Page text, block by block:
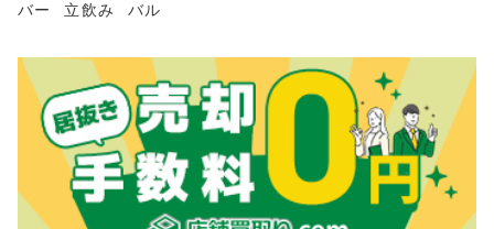
バー
立飲み バル